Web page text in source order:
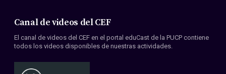
Canal de videos del CEF
El canal de videos del CEF en el portal eduCast de la PUCP contiene
todos los videos disponibles de nuestras actividades.